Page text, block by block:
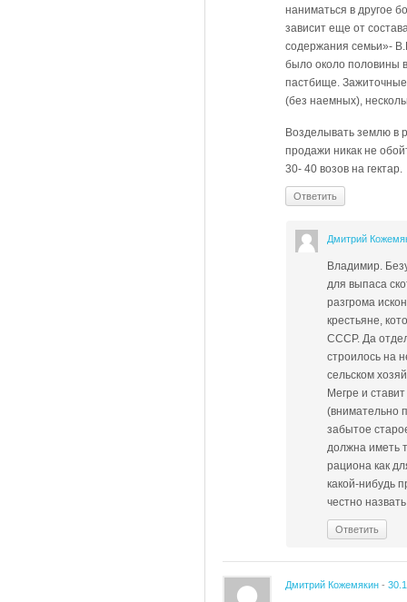
наниматься в другое
зависит еще от
содержания семьи»-
было около половины
пастбище. Зажиточные
(без наемных),
Возделывать землю в
продажи никак не
30- 40 возов на гектар.
Ответить
Дмитрий
Владимир.
для выпаса
разгрома
крестьяне,
СССР. Да
строилось на
сельском
Мегре и
(внимательно
забытое
должна иметь
рациона как
какой-нибудь
честно
Ответить
Дмитрий Кожемякин -